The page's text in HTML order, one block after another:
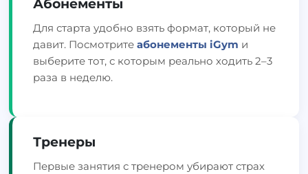
Абонементы
Для старта удобно взять формат, который не
давит. Посмотритеабонементы iGym и
выберите тот, с которым реально ходить 2–3
раза в неделю.
Тренеры
Первые занятия с тренером убирают страх